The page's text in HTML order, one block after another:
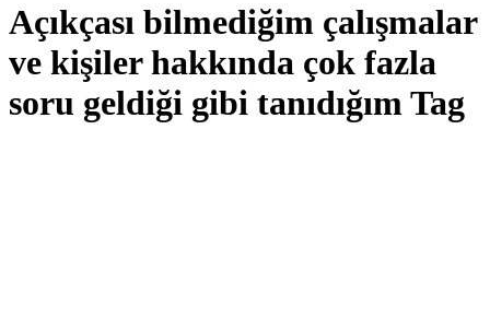
Açıkçası bilmediğim çalışmalar
ve kişiler hakkında çok fazla
soru geldiği gibi tanıdığım Tag